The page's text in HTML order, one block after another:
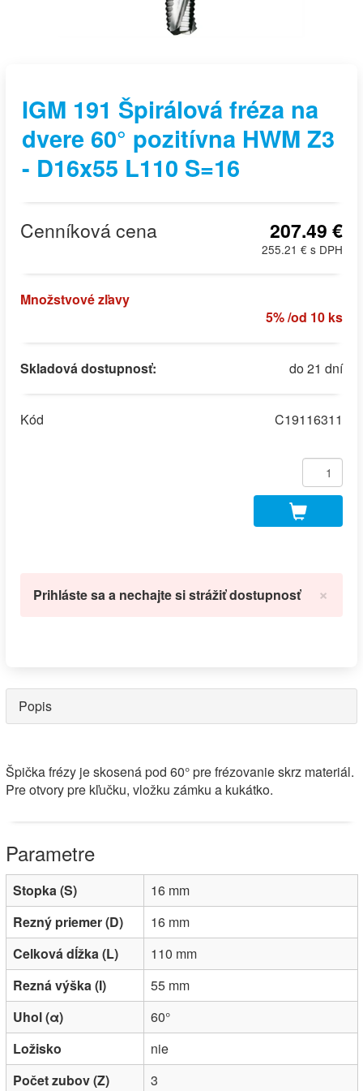
IGM 191 Špirálová fréza na
dvere 60° pozitívna HWM Z3
- D16x55 L110 S=16
Cenníková cena 207.49 €
255.21 € s DPH
Množstvové zľavy
5% /od 10 ks
Skladová dostupnosť: do 21 dní
Kód C19116311
×
Prihláste sa a nechajte si strážiť dostupnosť
Popis
Špička frézy je skosená pod 60° pre frézovanie skrz materiál.
Pre otvory pre kľučku, vložku zámku a kukátko.
Stopka (S)
16 mm
Rezný priemer (D)
16 mm
Celková dĺžka (L)
110 mm
Rezná výška (I)
55 mm
Uhol (α)
60°
Ložisko
nie
Počet zubov (Z)
3